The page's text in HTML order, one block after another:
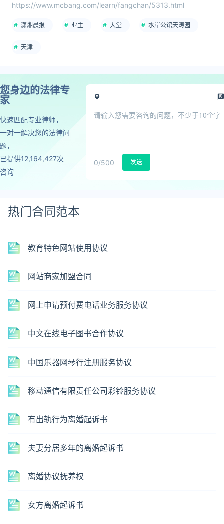
https://www.mcbang.com/learn/fangchan/5313.html
潇湘晨报 业主 大堂 水岸公馆天涛园
天津
您身边的法律专
家
快速匹配专业律师，
一对一解决您的法律问
题，
已提供12,164,427次
咨询
0/500 发送
热门合同范本
教育特色网站使用协议
网站商家加盟合同
网上申请预付费电话业务服务协议
中文在线电子图书合作协议
中国乐器网琴行注册服务协议
移动通信有限责任公司彩铃服务协议
有出轨行为离婚起诉书
夫妻分居多年的离婚起诉书
离婚协议抚养权
女方离婚起诉书